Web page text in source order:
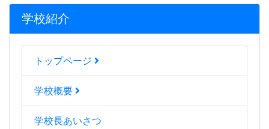
学校紹介
トップページ
学校概要
学校長あいさつ